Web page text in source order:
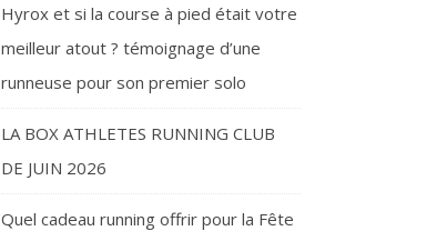
Hyrox et si la course à pied était votre
meilleur atout ? témoignage d’une
runneuse pour son premier solo
LA BOX ATHLETES RUNNING CLUB
DE JUIN 2026
Quel cadeau running offrir pour la Fête